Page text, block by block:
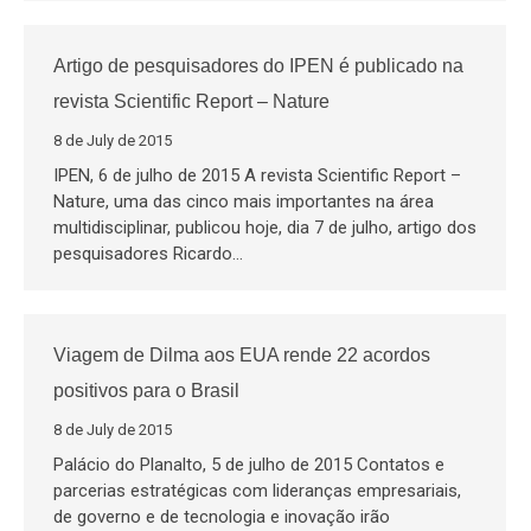
Artigo de pesquisadores do IPEN é publicado na
revista Scientific Report – Nature
8 de July de 2015
IPEN, 6 de julho de 2015 A revista Scientific Report –
Nature, uma das cinco mais importantes na área
multidisciplinar, publicou hoje, dia 7 de julho, artigo dos
pesquisadores Ricardo…
Viagem de Dilma aos EUA rende 22 acordos
positivos para o Brasil
8 de July de 2015
Palácio do Planalto, 5 de julho de 2015 Contatos e
parcerias estratégicas com lideranças empresariais,
de governo e de tecnologia e inovação irão